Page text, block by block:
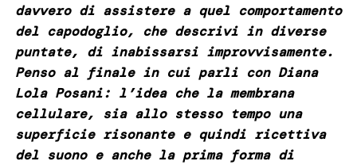
davvero di assistere a quel comportamento
del capodoglio, che descrivi in diverse
puntate, di inabissarsi improvvisamente.
Penso al finale in cui parli con Diana
Lola Posani: l’idea che la membrana
cellulare, sia allo stesso tempo una
superficie risonante e quindi ricettiva
del suono e anche la prima forma di